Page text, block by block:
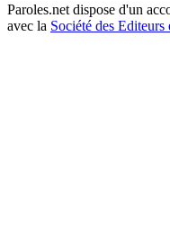
Paroles.net dispose d'un
avec la Société des